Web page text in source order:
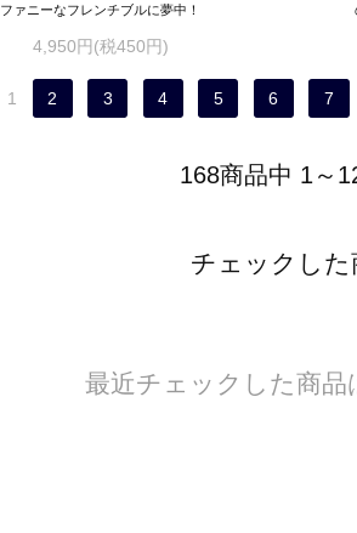
ファニーなフレンチブルに夢中！
4,950円(税450円)
1 2 3 4 5 6 7
168商品中 1～
チェックした
最近チェックした商品